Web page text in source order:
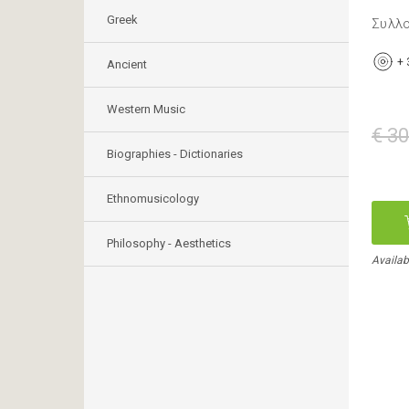
Greek
Ancient
Western Music
Biographies - Dictionaries
Ethnomusicology
Philosophy - Aesthetics
+
€